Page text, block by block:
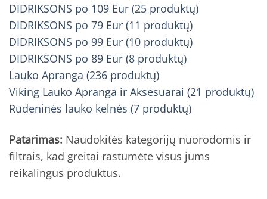
DIDRIKSONS po 109 Eur (25 produktų)
DIDRIKSONS po 79 Eur (11 produktų)
DIDRIKSONS po 99 Eur (10 produktų)
DIDRIKSONS po 89 Eur (8 produktų)
Lauko Apranga (236 produktų)
Viking Lauko Apranga ir Aksesuarai (21 produktų)
Rudeninės lauko kelnės (7 produktų)
Patarimas: Naudokitės kategorijų nuorodomis ir
filtrais, kad greitai rastumėte visus jums
reikalingus produktus.